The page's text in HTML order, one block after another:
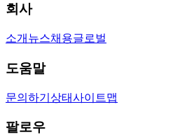
회사
소개 뉴스채용글로벌
도움말
문의하기 상태사이트맵
팔로우